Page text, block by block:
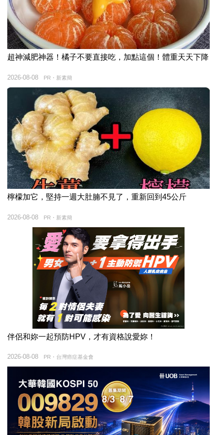
超神減肥神器！橘子不要直接吃，加點這個！體重天天下降
PR・新素簡
2026-08-08
檸檬加它，堅持一週大肚腩不見了，重新回到45公斤
PR・新素簡
2026-08-08
伴侶和妳一起預防HPV，才有資格說愛妳！
PR・台灣癌症基金會
2026-08-08